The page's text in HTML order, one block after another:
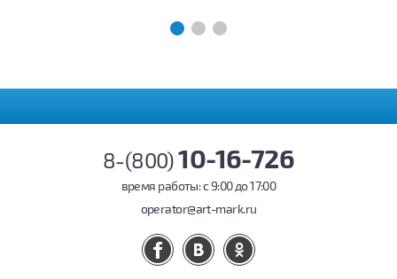
8-(800)10-16-726
время работы: c 9:00 до 17:00
operator@art-mark.ru